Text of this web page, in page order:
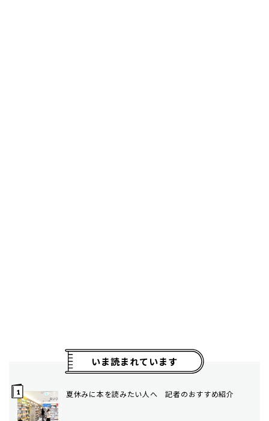
いま読まれています
夏休みに本を読みたい人へ 記者のおすすめ紹介